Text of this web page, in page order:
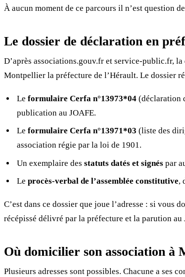
À aucun moment de ce parcours il n’est question
Le dossier de déclaration en
D’après associations.gouv.fr et service-public.fr,
Montpellier la préfecture de l’Hérault. Le dossier
Le formulaire Cerfa n°13973*04(déclaration
publication au JOAFE.
Le formulaire Cerfa n°13971*03 (liste des
association régie par la loi de 1901.
Un exemplaire des statuts datés et signéspar
Le procès-verbal de l’assemblée constitutive,
C’est dans ce dossier que joue l’adresse : si vous
récépissé délivré par la préfecture et la parution
Où domicilier son association à
Plusieurs adresses sont possibles. Chacune a ses